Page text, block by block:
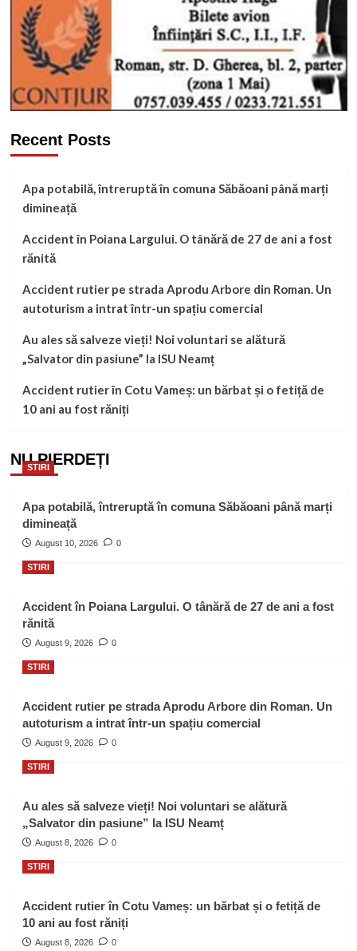
Recent Posts
Apa potabilă, întreruptă în comuna Săbăoani până marți
dimineață
Accident în Poiana Largului. O tânără de 27 de ani a fost
rănită
Accident rutier pe strada Aprodu Arbore din Roman. Un
autoturism a intrat într-un spațiu comercial
Au ales să salveze vieți! Noi voluntari se alătură
„Salvator din pasiune” la ISU Neamț
Accident rutier în Cotu Vameș: un bărbat și o fetiță de
10 ani au fost răniți
NU PIERDEȚI
STIRI
Apa potabilă, întreruptă în comuna Săbăoani până marți
dimineață
August 10, 2026 0
STIRI
Accident în Poiana Largului. O tânără de 27 de ani a fost
rănită
August 9, 2026 0
STIRI
Accident rutier pe strada Aprodu Arbore din Roman. Un
autoturism a intrat într-un spațiu comercial
August 9, 2026 0
STIRI
Au ales să salveze vieți! Noi voluntari se alătură
„Salvator din pasiune” la ISU Neamț
August 8, 2026 0
STIRI
Accident rutier în Cotu Vameș: un bărbat și o fetiță de
10 ani au fost răniți
August 8, 2026 0